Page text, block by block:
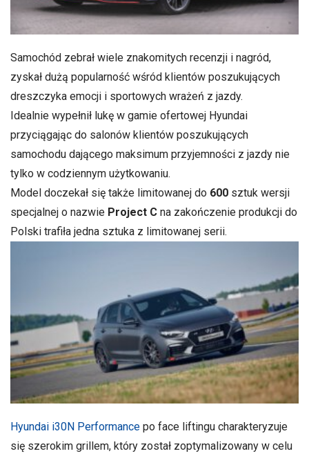
Samochód zebrał wiele znakomitych recenzji i nagród,
zyskał dużą popularność wśród klientów poszukujących
dreszczyka emocji i sportowych wrażeń z jazdy.
Idealnie wypełnił lukę w gamie ofertowej Hyundai
przyciągając do salonów klientów poszukujących
samochodu dającego maksimum przyjemności z jazdy nie
tylko w codziennym użytkowaniu.
Model doczekał się także limitowanej do 600 sztuk wersji
specjalnej o nazwie Project C na zakończenie produkcji do
Polski trafiła jedna sztuka z limitowanej serii.
Hyundai i30N Performance po face liftingu charakteryzuje
się szerokim grillem, który został zoptymalizowany w celu